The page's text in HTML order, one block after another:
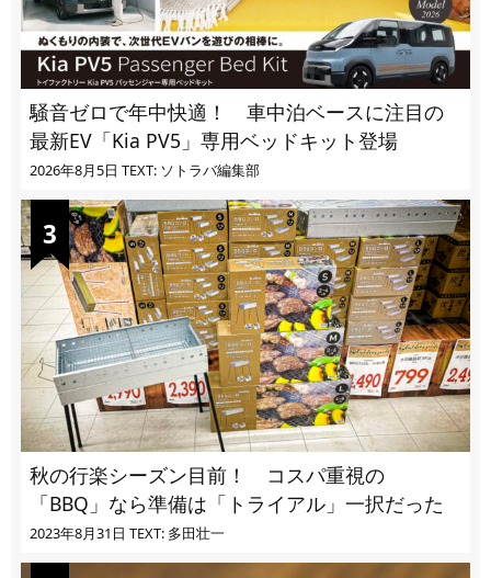
騒音ゼロで年中快適！ 車中泊ベースに注目の
最新EV「Kia PV5」専用ベッドキット登場
2026年8月5日 TEXT: ソトラバ編集部
秋の行楽シーズン目前！ コスパ重視の
「BBQ」なら準備は「トライアル」一択だった
2023年8月31日 TEXT: 多田壮一